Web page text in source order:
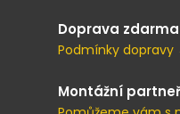
Doprava
Podmínky dopravy
Montážní